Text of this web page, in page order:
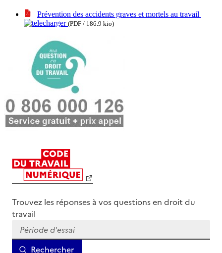
Prévention des accidents graves et mortels au travail
(PDF / 186.9 kio)